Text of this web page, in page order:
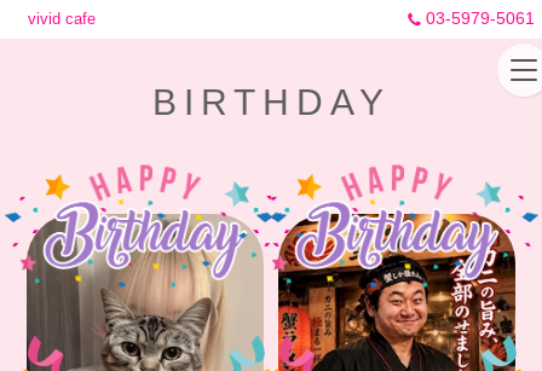
vivid cafe 03-5979-5061
BIRTHDAY